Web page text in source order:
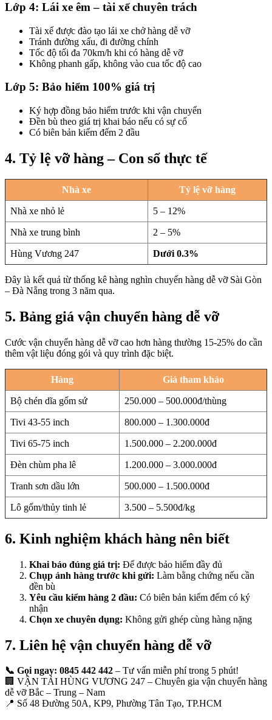
Lớp 4: Lái xe êm – tài xế chuyên trách
Tài xế được đào tạo lái xe chở hàng dễ vỡ
Tránh đường xấu, đi đường chính
Tốc độ tối đa 70km/h khi có hàng dễ vỡ
Không phanh gấp, không vào cua tốc độ cao
Lớp 5: Bảo hiểm 100% giá trị
Ký hợp đồng bảo hiểm trước khi vận chuyển
Đền bù theo giá trị khai báo nếu có sự cố
Có biên bản kiểm đếm 2 đầu
4. Tỷ lệ vỡ hàng – Con số thực tế
Nhà xe Tỷ lệ vỡ hàng
Nhà xe nhỏ lẻ 5 – 12%
Nhà xe trung bình 2 – 5%
Hùng Vương 247 Dưới 0.3%
Đây là kết quả từ thống kê hàng nghìn chuyến hàng dễ vỡ Sài Gòn
– Đà Nẵng trong 3 năm qua.
5. Bảng giá vận chuyển hàng dễ vỡ
Cước vận chuyển hàng dễ vỡ cao hơn hàng thường 15-25% do cần
thêm vật liệu đóng gói và quy trình đặc biệt.
Hàng Giá tham khảo
Bộ chén dĩa gốm sứ 250.000 – 500.000đ/thùng
Tivi 43-55 inch 800.000 – 1.300.000đ
Tivi 65-75 inch 1.500.000 – 2.200.000đ
Đèn chùm pha lê 1.200.000 – 3.000.000đ
Tranh sơn dầu lớn 500.000 – 1.500.000đ
Lô gốm/thủy tinh lẻ 3.500 – 5.500đ/kg
6. Kinh nghiệm khách hàng nên biết
Khai báo đúng giá trị: Để được bảo hiểm đầy đủ
Chụp ảnh hàng trước khi gửi: Làm bằng chứng nếu cần
đền bù
Yêu cầu kiểm hàng 2 đầu: Có biên bản kiểm đếm có ký
nhận
Chọn xe chuyên dụng: Không gửi ghép cùng hàng nặng
7. Liên hệ vận chuyển hàng dễ vỡ
📞 Gọi ngay: 0845 442 442 – Tư vấn miễn phí trong 5 phút!
🏢 VẬN TẢI HÙNG VƯƠNG 247 – Chuyên gia vận chuyển hàng
dễ vỡ Bắc – Trung – Nam
📍 Số 48 Đường 50A, KP9, Phường Tân Tạo, TP.HCM